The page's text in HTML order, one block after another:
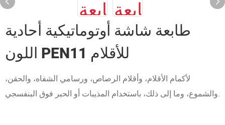
طابعة شاشة أوتوماتيكية أحادية
اللون PEN11 للأقلام
لأكمام الأقلام، وأقلام الرصاص، ورسامي الشفاه، والحقن،
والشموع، وما إلى ذلك، باستخدام المذيبات أو الحبر فوق البنفسجي.